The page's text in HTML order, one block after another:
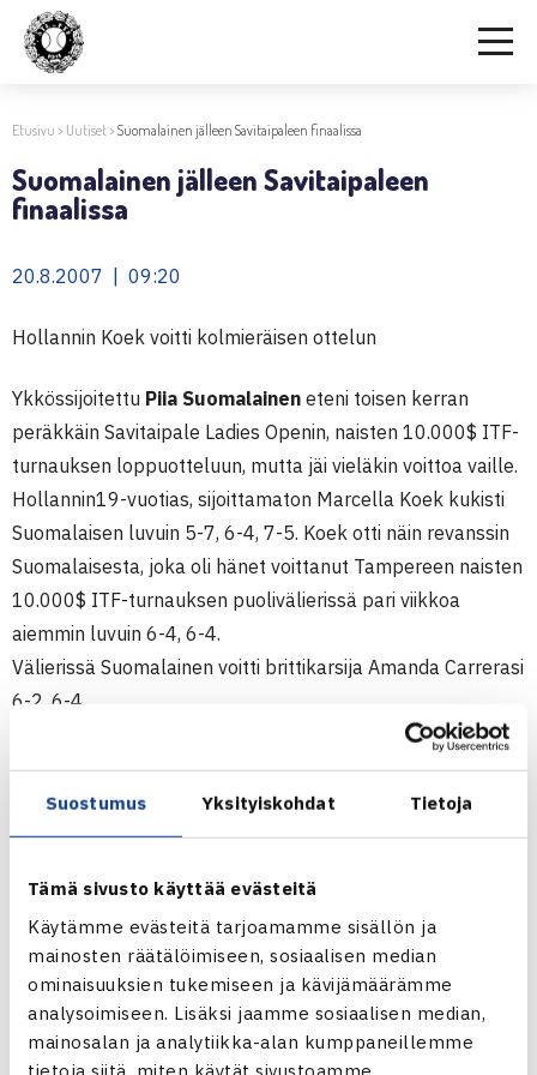
Suostumus Yksityiskohdat Tietoja
Tämä sivusto käyttää evästeitä
Käytämme evästeitä tarjoamamme sisällön ja
mainosten räätälöimiseen, sosiaalisen median
ominaisuuksien tukemiseen ja kävijämäärämme
analysoimiseen. Lisäksi jaamme sosiaalisen median,
mainosalan ja analytiikka-alan kumppaneillemme
tietoja siitä, miten käytät sivustoamme.
Etusivu > Uutiset>Suomalainen jälleen Savitaipaleen finaalissa
Suomalainen jälleen Savitaipaleen
finaalissa
20.8.2007 | 09:20
Hollannin Koek voitti kolmieräisen ottelun
Ykkössijoitettu Piia Suomalainen eteni toisen kerran
peräkkäin Savitaipale Ladies Openin, naisten 10.000$ ITF-
turnauksen loppuotteluun, mutta jäi vieläkin voittoa vaille.
Hollannin19-vuotias, sijoittamaton Marcella Koek kukisti
Suomalaisen luvuin 5-7, 6-4, 7-5. Koek otti näin revanssin
Suomalaisesta, joka oli hänet voittanut Tampereen naisten
10.000$ ITF-turnauksen puolivälierissä pari viikkoa
aiemmin luvuin 6-4, 6-4.
Välierissä Suomalainen voitti brittikarsija Amanda Carrerasi
6-2, 6-4.
Koekille turnaus oli yhtä vaille täydellinen; nelinpelissä
hän ja Venäjän Marina Melnikova etenivät loppuotteluun
asti, mutta siinä ykkössijoitettu pari Nicole Clerico
Italia/Davinia Lobbinger Belgia oli aavistuksen parempi ja
Savitaipale Ladies Open
Naisten 10.000$ ITF-turnaus
Kaksinpeli
Välieriä: Piia Suomalainen (1.) – Amanda Carreras Britannia